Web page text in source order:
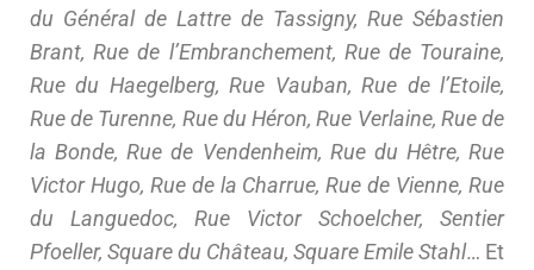
du Général de Lattre de Tassigny, Rue Sébastien
Brant, Rue de l’Embranchement, Rue de Touraine,
Rue du Haegelberg, Rue Vauban, Rue de l’Etoile,
Rue de Turenne, Rue du Héron, Rue Verlaine, Rue de
la Bonde, Rue de Vendenheim, Rue du Hêtre, Rue
Victor Hugo, Rue de la Charrue, Rue de Vienne, Rue
du Languedoc, Rue Victor Schoelcher, Sentier
Pfoeller, Square du Château, Square Emile Stahl… Et